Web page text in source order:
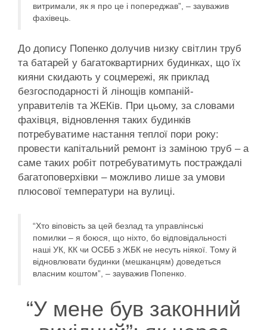
витримали, як я про це і попереджав”, – зауважив
фахівець.
До допису Попенко долучив низку світлин труб
та батарей у багатоквартирних будинках, що їх
кияни скидають у соцмережі, як приклад
безгосподарності й лінощів компаній-
управителів та ЖЕКів. При цьому, за словами
фахівця, відновлення таких будинків
потребуватиме настання теплої пори року:
провести капітальний ремонт із заміною труб – а
саме таких робіт потребуватимуть постраждалі
багатоповерхівки – можливо лише за умови
плюсової температури на вулиці.
“Хто віповість за цей безлад та управлінські
помилки – я боюся, що ніхто, бо відповідальності
наші УК, КК чи ОСББ з ЖБК не несуть ніякої. Тому й
відновлювати будинки (мешканцям) доведеться
власним коштом”, – зауважив Попенко.
“У мене був законний